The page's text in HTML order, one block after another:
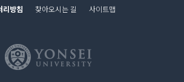
리방침 찾아오시는 길 사이트맵